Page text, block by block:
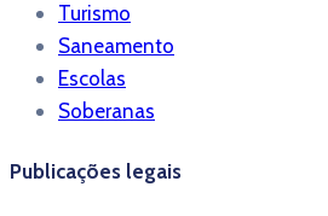
Turismo
Saneamento
Escolas
Soberanas
Publicações legais